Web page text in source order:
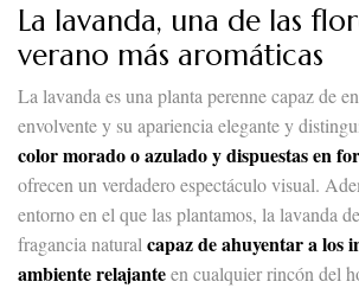
La lavanda, una de las
verano más aromáticas
La lavanda es una planta perenne capaz de
envolvente y su apariencia elegante y
color morado o azulado y dispuestas en
ofrecen un verdadero espectáculo visual.
entorno en el que las plantamos, la lavanda
fragancia natural capaz de ahuyentar a los
ambiente relajanteen cualquier rincón del